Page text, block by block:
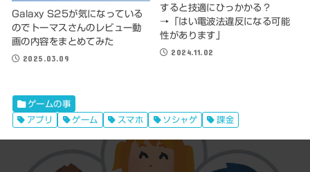
Galaxy S25が気になっている
のでトーマスさんのレビュー動
画の内容をまとめてみた
2025.03.09
すると技適にひっかかる？
→「はい電波法違反になる可能
性があります」
2024.11.02
ゲームの事
アプリ
ゲーム スマホ ソシャゲ 課金